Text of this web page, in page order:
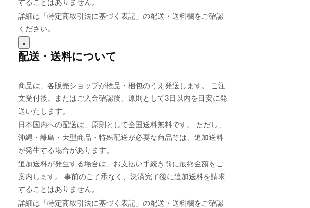
することはありません。
詳細は「特定商取引法に基づく表記」の配送・送料欄をご確認
ください。
×
配送・送料について
商品は、各販売ショップが検品・梱包のうえ発送します。 ご注
文受付後、またはご入金確認後、原則として3日以内を目安に発
送いたします。
日本国内への配送は、原則として全国送料無料です。 ただし、
沖縄・離島・大型商品・特殊配送が必要な商品等は、追加送料
が発生する場合があります。
追加送料が発生する場合は、お支払い手続き前に最終金額をご
案内します。 事前のご了承なく、決済完了後に追加送料を請求
することはありません。
詳細は「特定商取引法に基づく表記」の配送・送料欄をご確認